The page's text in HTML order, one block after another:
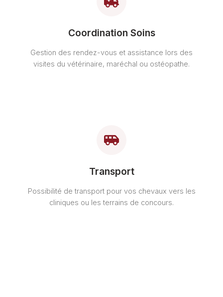
Coordination Soins
Gestion des rendez-vous et assistance lors des
visites du vétérinaire, maréchal ou ostéopathe.
Transport
Possibilité de transport pour vos chevaux vers les
cliniques ou les terrains de concours.